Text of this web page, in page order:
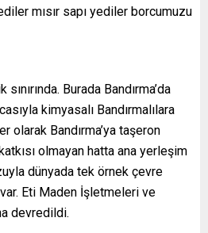
mısır sapı yediler borcumuzu
Burada Bandırma’da
kimyasalı Bandırmalılara
olarak Bandırma’ya taşeron
olmayan hatta ana yerleşim
dünyada tek örnek çevre
Eti Maden İşletmeleri ve
devredildi.